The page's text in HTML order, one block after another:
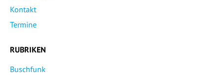
Kontakt
Termine
RUBRIKEN
Buschfunk